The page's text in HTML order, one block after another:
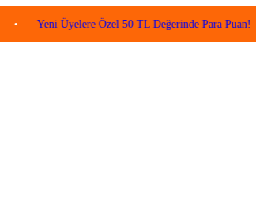
Yeni Üyelere Özel 50 TL Değerinde Para Puan! •